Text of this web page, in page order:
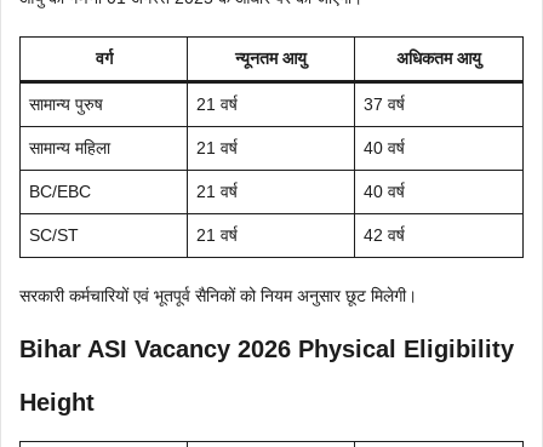
वर्ग न्यूनतम आयु अधिकतम आयु
सामान्य पुरुष 21 वर्ष 37 वर्ष
सामान्य महिला 21 वर्ष 40 वर्ष
BC/EBC 21 वर्ष 40 वर्ष
SC/ST 21 वर्ष 42 वर्ष
सरकारी कर्मचारियों एवं भूतपूर्व सैनिकों को नियम अनुसार छूट मिलेगी।
Bihar ASI Vacancy 2026 Physical Eligibility
Height